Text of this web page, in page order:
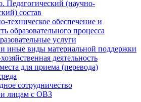
Педагогический (научно-
состав
техническое обеспечение и
образовательного процесса
услуги
иные виды материальной поддержки
деятельность
для приема (перевода)
сотрудничество
лицам с ОВЗ